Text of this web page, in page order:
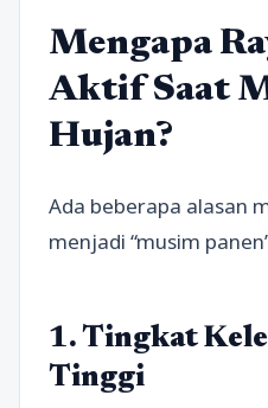
Mengapa
Aktif Saat
Hujan?
Ada beberapa alasan
menjadi “musim
1. Tingkat
Tinggi